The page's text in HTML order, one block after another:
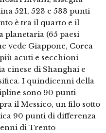
521, 523 e 533 punti
è tra il quarto e il
planetaria (65 paesi
vede Giappone, Corea
acuti e secchioni
cinese di Shanghai e
I quindicenni della
sono 90 punti
il Messico, un filo sotto
90 punti di differenza
di Trento